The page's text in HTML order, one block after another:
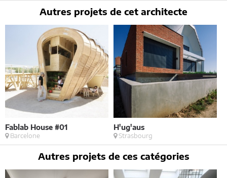
contact@architectes-france.com
Autres projets de cet architecte
Fablab House #01
Barcelone
H'ug'aus
Strasbourg
Autres projets de ces catégories